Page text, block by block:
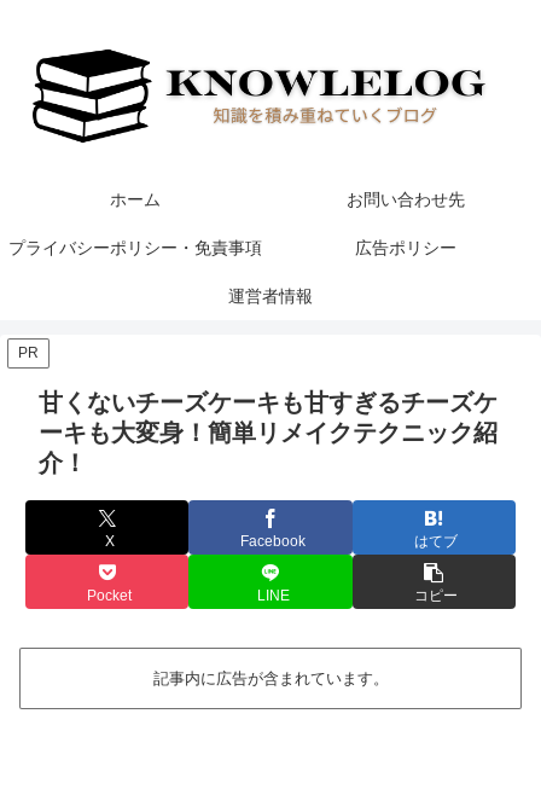
ホーム お問い合わせ先
プライバシーポリシー・免責事項 広告ポリシー
運営者情報
PR
甘くないチーズケーキも甘すぎるチーズケ
ーキも大変身！簡単リメイクテクニック紹
介！
X Facebook はてブ
Pocket LINE コピー
記事内に広告が含まれています。